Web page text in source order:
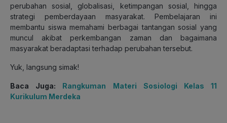
perubahan sosial, globalisasi, ketimpangan sosial, hingga
strategi pemberdayaan masyarakat. Pembelajaran ini
membantu siswa memahami berbagai tantangan sosial yang
muncul akibat perkembangan zaman dan bagaimana
masyarakat beradaptasi terhadap perubahan tersebut.
Yuk, langsung simak!
Baca Juga: Rangkuman Materi Sosiologi Kelas 11
Kurikulum Merdeka